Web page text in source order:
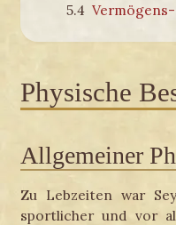
5.4
Physische
Allgemeiner
Zu Lebzeiten war
sportlicher und vor